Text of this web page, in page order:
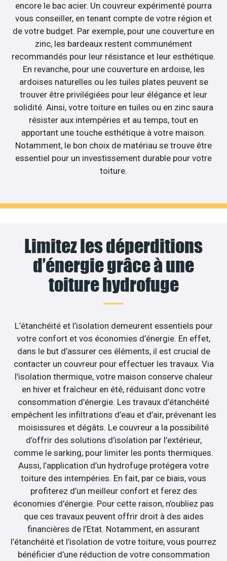
encore le bac acier. Un couvreur expérimenté pourra
vous conseiller, en tenant compte de votre région et
de votre budget. Par exemple, pour une couverture en
zinc, les bardeaux restent communément
recommandés pour leur résistance et leur esthétique.
En revanche, pour une couverture en ardoise, les
ardoises naturelles ou les tuiles plates peuvent se
trouver être privilégiées pour leur élégance et leur
solidité. Ainsi, votre toiture en tuiles ou en zinc saura
résister aux intempéries et au temps, tout en
apportant une touche esthétique à votre maison.
Notamment, le bon choix de matériau se trouve être
essentiel pour un investissement durable pour votre
toiture.
Limitez les déperditions
d’énergie grâce à une
toiture hydrofuge
L’étanchéité et l’isolation demeurent essentiels pour
votre confort et vos économies d’énergie. En effet,
dans le but d’assurer ces éléments, il est crucial de
contacter un couvreur pour effectuer les travaux. Via
l’isolation thermique, votre maison conserve chaleur
en hiver et fraîcheur en été, réduisant donc votre
consommation d’énergie. Les travaux d’étanchéité
empêchent les infiltrations d’eau et d’air, prévenant les
moisissures et dégâts. Le couvreur a la possibilité
d’offrir des solutions d’isolation par l’extérieur,
comme le sarking, pour limiter les ponts thermiques.
Aussi, l’application d’un hydrofuge protégera votre
toiture des intempéries. En fait, par ce biais, vous
profiterez d’un meilleur confort et ferez des
économies d’énergie. Pour cette raison, n’oubliez pas
que ces travaux peuvent offrir droit à des aides
financières de l’Etat. Notamment, en assurant
l’étanchéité et l’isolation de votre toiture, vous pourrez
bénéficier d’une réduction de votre consommation